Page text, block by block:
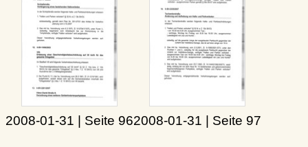
2008-01-31 | Seite 962008-01-31 | Seite 97